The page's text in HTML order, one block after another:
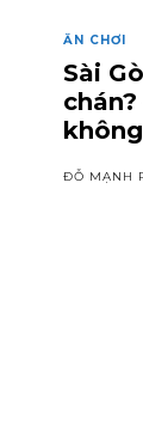
ĂN CHƠI
Sài
ĐỖ MẠNH